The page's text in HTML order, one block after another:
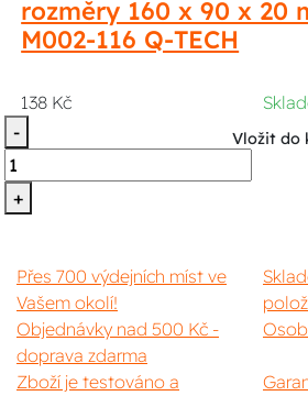
rozměry 160 x 90 x 20
M002-116 Q-TECH
138 Kč
-
+
Vložit do
Přes 700 výdejních míst ve
Vašem okolí!
Objednávky nad 500 Kč -
doprava zdarma
Zboží je testováno a